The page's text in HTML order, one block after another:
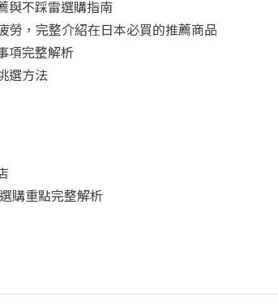
與不踩雷選購指南
，完整介紹在日本必買的推薦商品
項完整解析
選方法
購重點完整解析